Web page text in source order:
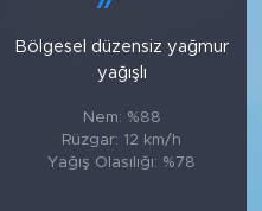
Bölgesel düzensiz yağmur
yağışlı
Nem: %88
Rüzgar: 12 km/h
Yağış Olasılığı: %78